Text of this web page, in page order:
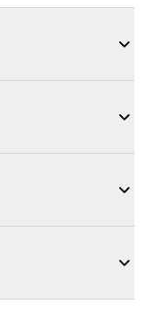



